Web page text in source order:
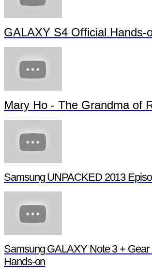
GALAXY S4 Official Hands-
Mary Ho - The Grandma of
Samsung UNPACKED 2013 Episode 2
Samsung GALAXY Note 3 + Gear
Hands-on